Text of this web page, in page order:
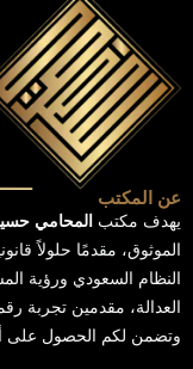
عن المكتب
يهدف مكتب المحامي
الموثوق، مقدمًا حلولاً
النظام السعودي ورؤية
العدالة، مقدمين تجربة
وتضمن لكم الحصول على